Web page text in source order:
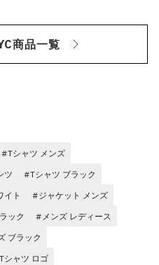
商品一覧
#Tシャツ メンズ
ツ
#Tシャツ ブラック
イト
#ジャケット メンズ
ック
#メンズ レディース
ブラック
シャツ ロゴ